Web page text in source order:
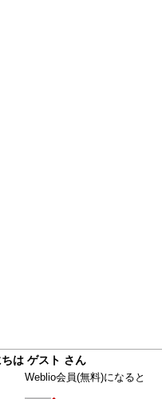
は ゲスト さん
Weblio会員(無料)になると